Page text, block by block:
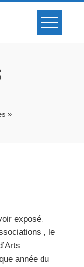
»
exposé,
, le
année du